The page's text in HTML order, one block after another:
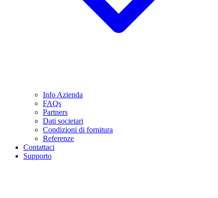
Info Azienda
FAQs
Partners
Dati societari
Condizioni di fornitura
Referenze
Contattaci
Supporto